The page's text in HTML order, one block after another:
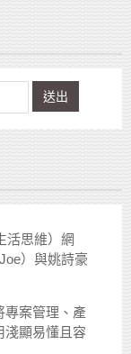
送出
活思維）網
）與姚詩豪
專案管理、產
淺顯易懂且容